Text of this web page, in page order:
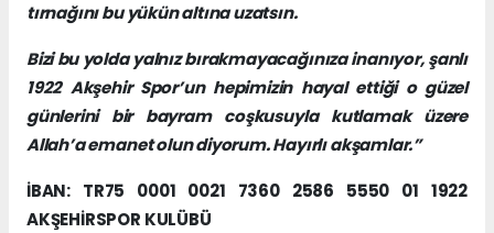
tırnağını bu yükün altına uzatsın.
Bizi bu yolda yalnız bırakmayacağınıza inanıyor, şanlı
1922 Akşehir Spor’un hepimizin hayal ettiği o güzel
günlerini bir bayram coşkusuyla kutlamak üzere
Allah’a emanet olun diyorum. Hayırlı akşamlar.”
İBAN: TR75 0001 0021 7360 2586 5550 01 1922
AKŞEHİRSPOR KULÜBÜ